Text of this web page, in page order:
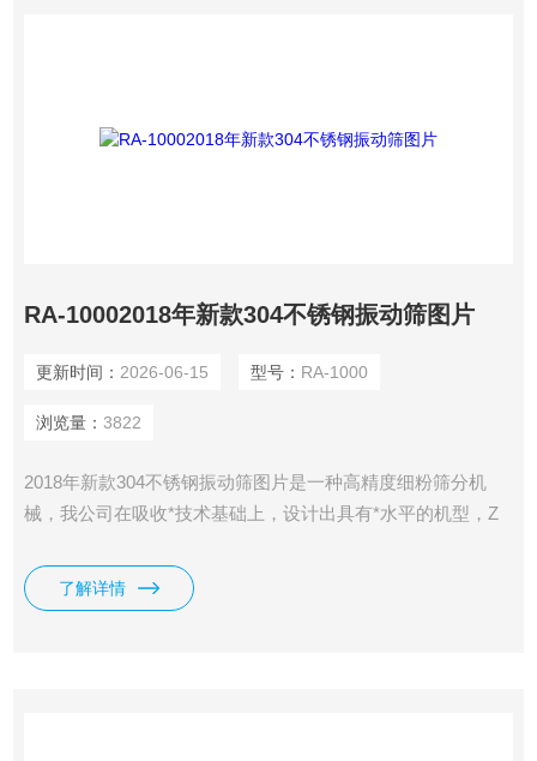
RA-10002018年新款304不锈钢振动筛图片
更新时间： 2026-06-15 型号： RA-1000
浏览量： 3822
2018年新款304不锈钢振动筛图片是一种高精度细粉筛分机
械，我公司在吸收*技术基础上，设计出具有*水平的机型，Z
了解详情